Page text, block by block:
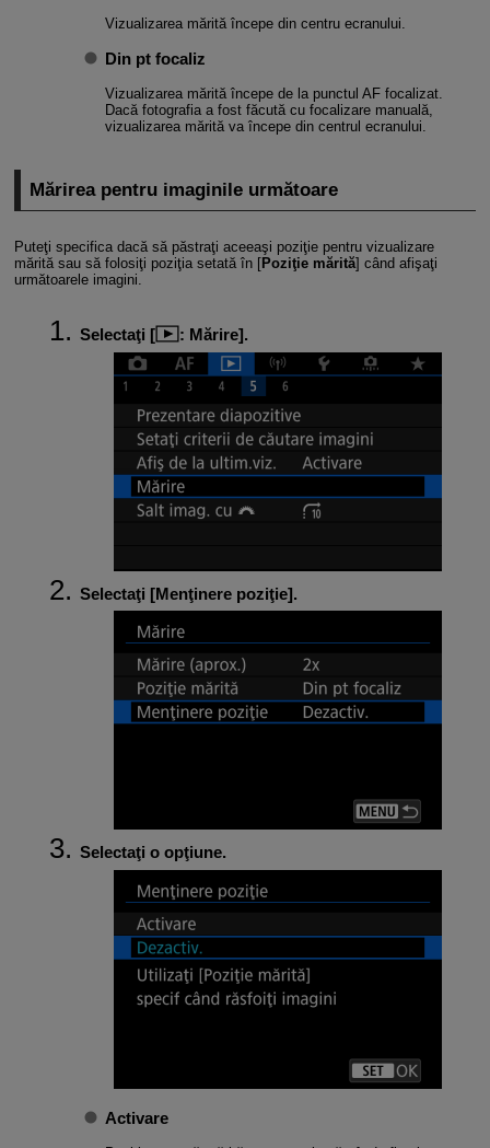
Vizualizarea mărită începe din centru ecranului.
Din pt focaliz
Vizualizarea mărită începe de la punctul AF focalizat.
Dacă fotografia a fost făcută cu focalizare manuală,
vizualizarea mărită va începe din centrul ecranului.
Mărirea pentru imaginile următoare
Puteţi specifica dacă să păstraţi aceeaşi poziţie pentru vizualizare
mărită sau să folosiţi poziţia setată în [Poziţie mărită] când afişaţi
următoarele imagini.
Selectaţi [ : Mărire].
Selectaţi [Menţinere poziţie].
Selectaţi o opţiune.
Activare